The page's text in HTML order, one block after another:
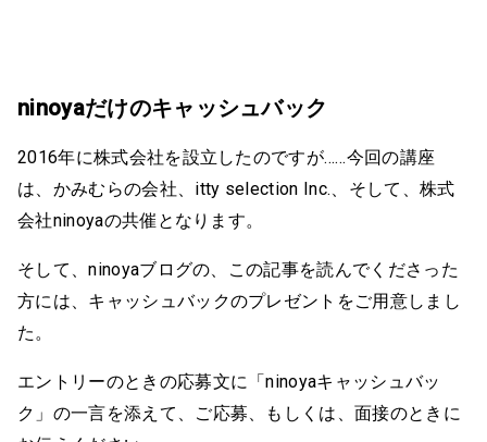
ninoyaだけのキャッシュバック
2016年に株式会社を設立したのですが……今回の講座
は、かみむらの会社、itty selection Inc.、そして、株式
会社ninoyaの共催となります。
そして、ninoyaブログの、この記事を読んでくださった
方には、キャッシュバックのプレゼントをご用意しまし
た。
エントリーのときの応募文に「ninoyaキャッシュバッ
ク」の一言を添えて、ご応募、もしくは、面接のときに